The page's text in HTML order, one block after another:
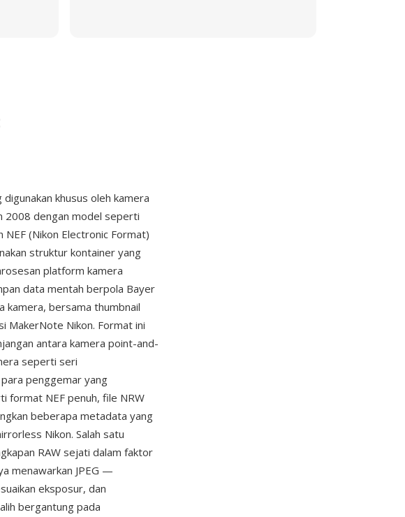
digunakan khusus oleh kamera
2008 dengan model seperti
(Nikon Electronic Format)
struktur kontainer yang
platform kamera
data mentah berpola Bayer
kamera, bersama thumbnail
MakerNote Nikon. Format ini
antara kamera point-and-
seperti seri
penggemar yang
format NEF penuh, file NRW
beberapa metadata yang
Nikon. Salah satu
RAW sejati dalam faktor
menawarkan JPEG —
eksposur, dan
bergantung pada